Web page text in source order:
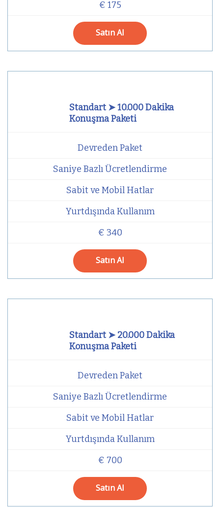
€ 175
Satın Al
Standart ➤ 10.000 Dakika
Konuşma Paketi
Devreden Paket
Saniye Bazlı Ücretlendirme
Sabit ve Mobil Hatlar
Yurtdışında Kullanım
€ 340
Satın Al
Standart ➤ 20.000 Dakika
Konuşma Paketi
Devreden Paket
Saniye Bazlı Ücretlendirme
Sabit ve Mobil Hatlar
Yurtdışında Kullanım
€ 700
Satın Al